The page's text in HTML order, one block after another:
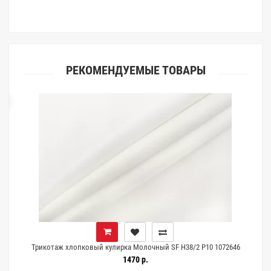
РЕКОМЕНДУЕМЫЕ ТОВАРЫ
Трикотаж хлопковый кулирка Молочный SF H38/2 P10 1072646
1470 р.